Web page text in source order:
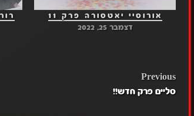
אורוסיי יאטסורה פרק 11
דצמבר 25, 2022
POST
Previous
סליים פרק חדש!!